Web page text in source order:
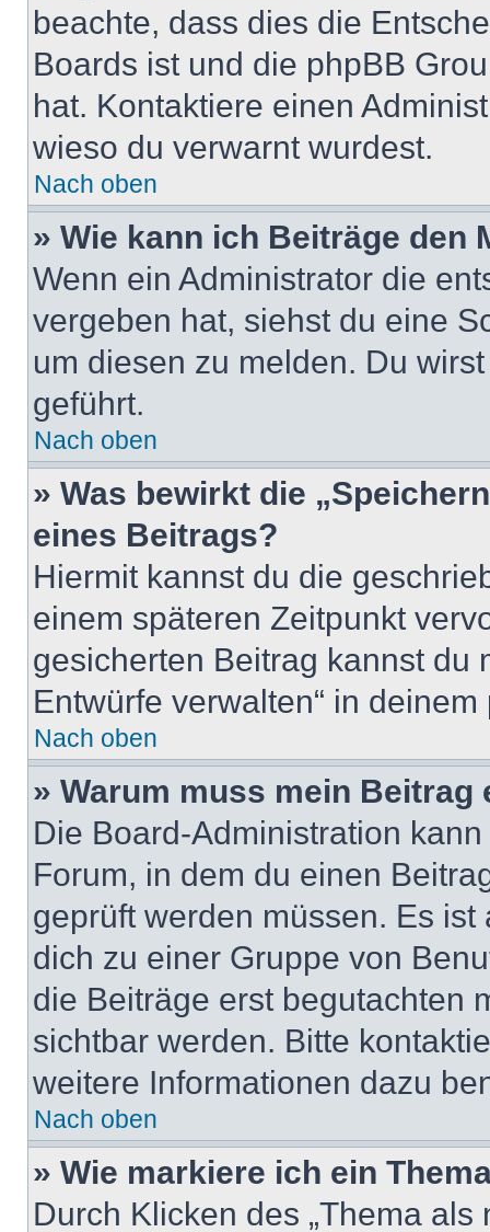
beachte, dass dies die
Boards ist und die phpBB
hat. Kontaktiere einen
wieso du verwarnt wurdest.
Nach oben
» Wie kann ich Beiträge den
Wenn ein Administrator die
vergeben hat, siehst du eine
um diesen zu melden. Du
geführt.
Nach oben
» Was bewirkt die
eines Beitrags?
Hiermit kannst du die
einem späteren Zeitpunkt
gesicherten Beitrag kannst du
Entwürfe verwalten“ in
Nach oben
» Warum muss mein
Die Board-Administration
Forum, in dem du einen
geprüft werden müssen. Es
dich zu einer Gruppe von
die Beiträge erst begutachten
sichtbar werden. Bitte
weitere Informationen dazu
Nach oben
» Wie markiere ich ein
Durch Klicken des „Thema